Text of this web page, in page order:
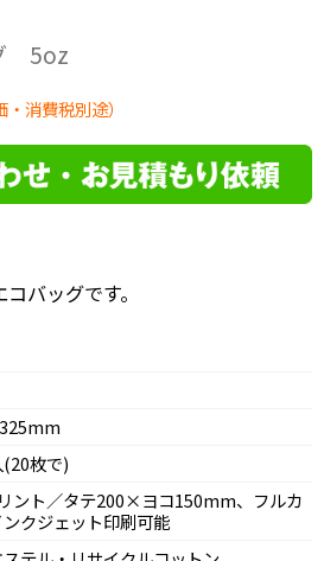
5oz
・消費税別途）
バッグです。
枚で)
ント／タテ200×ヨコ150mm、フルカ
クジェット印刷可能